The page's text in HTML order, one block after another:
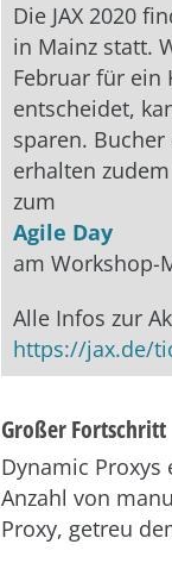
Die JAX 2020
in Mainz statt.
Februar für ein
entscheidet,
sparen. Bucher
erhalten
zum
Agile Day
am Workshop-
Alle Infos zur
https://jax.de/
Großer Fortschritt
Dynamic
Anzahl von
Proxy, getreu